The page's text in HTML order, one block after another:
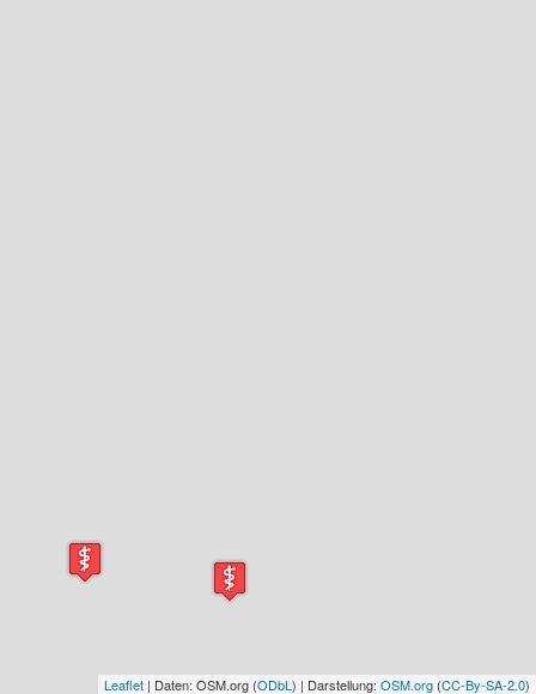
Leaflet | Daten: OSM.org (ODbL ) | Darstellung: OSM.org (CC-By-SA-2.0)